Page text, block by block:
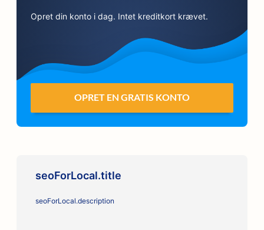
Opret din konto i dag. Intet kreditkort krævet.
OPRET EN GRATIS KONTO
seoForLocal.title
seoForLocal.description